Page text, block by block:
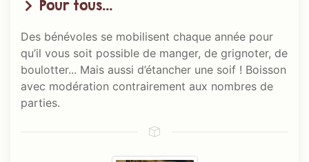
Pour tous...
Des bénévoles se mobilisent chaque année pour
qu’il vous soit possible de manger, de grignoter, de
boulotter... Mais aussi d’étancher une soif ! Boisson
avec modération contrairement aux nombres de
parties.